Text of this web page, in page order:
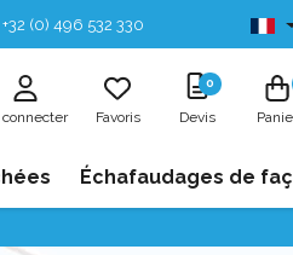
(0) 496 532 330
connecter Favoris
0
Devis
Échafaudages de